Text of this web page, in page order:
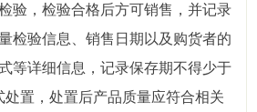
验，检验合格后方可销售，并记录
检验信息、销售日期以及购货者的
等详细信息，记录保存期不得少于
处置，处置后产品质量应符合相关